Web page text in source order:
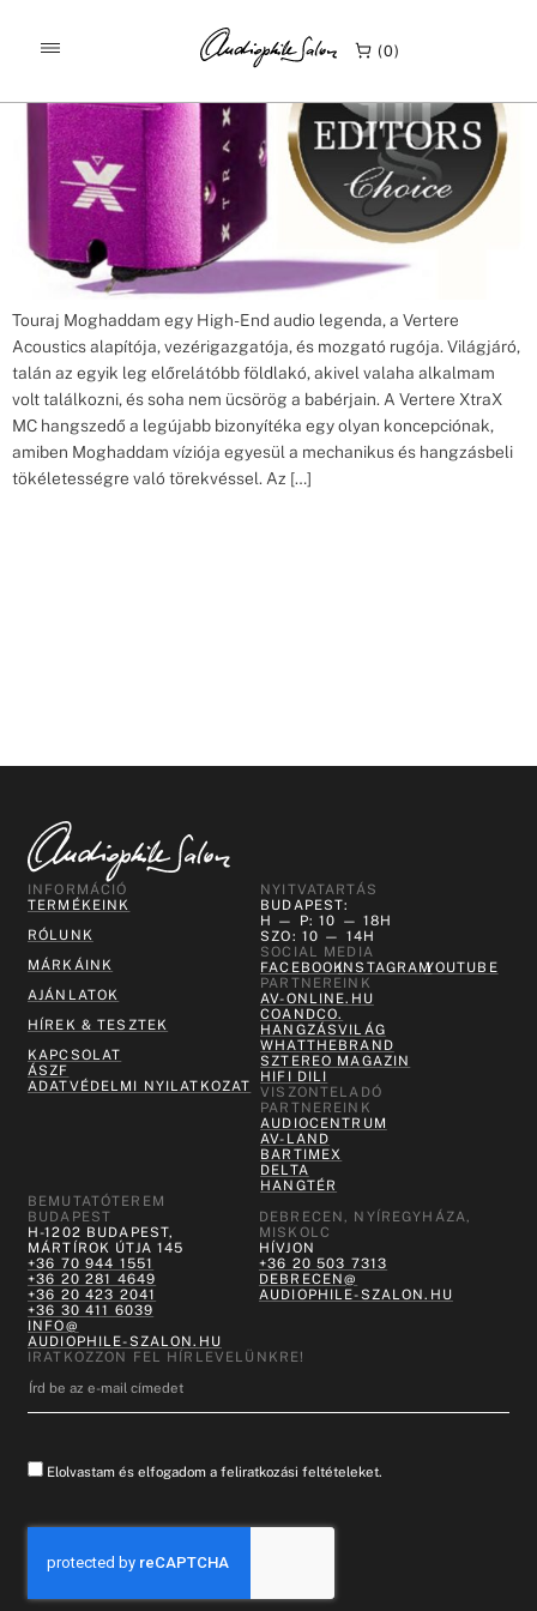
0
Touraj Moghaddam egy High-End audio legenda, a Vertere
Acoustics alapítója, vezérigazgatója, és mozgató rugója. Világjáró,
talán az egyik leg előrelátóbb földlakó, akivel valaha alkalmam
volt találkozni, és soha nem ücsörög a babérjain. A Vertere XtraX
MC hangszedő a legújabb bizonyítéka egy olyan koncepciónak,
amiben Moghaddam víziója egyesül a mechanikus és hangzásbeli
tökéletességre való törekvéssel. Az […]
INFORMÁCIÓ
TERMÉKEINK
RÓLUNK
MÁRKÁINK
AJÁNLATOK
HÍREK & TESZTEK
KAPCSOLAT
ÁSZF
ADATVÉDELMI NYILATKOZAT
NYITVATARTÁS
BUDAPEST:
H — P: 10 — 18H
SZO: 10 — 14H
SOCIAL MEDIA
FACEBOOKINSTAGRAMYOUTUBE
PARTNEREINK
AV-ONLINE.HU
COANDCO.
HANGZÁSVILÁG
WHATTHEBRAND
SZTEREO MAGAZIN
HIFI DILI
VISZONTELADÓ
PARTNEREINK
AUDIOCENTRUM
AV-LAND
BARTIMEX
DELTA
HANGTÉR
BEMUTATÓTEREM
BUDAPEST
H-1202 BUDAPEST,
MÁRTÍROK ÚTJA 145
+36 70 944 1551
+36 20 281 4649
+36 20 423 2041
+36 30 411 6039
INFO@
AUDIOPHILE-SZALON.HU
DEBRECEN, NYÍREGYHÁZA,
MISKOLC
HÍVJON
+36 20 503 7313
DEBRECEN@
AUDIOPHILE-SZALON.HU
IRATKOZZON FEL HÍRLEVELÜNKRE!
Elolvastam és elfogadom a feliratkozási feltételeket.